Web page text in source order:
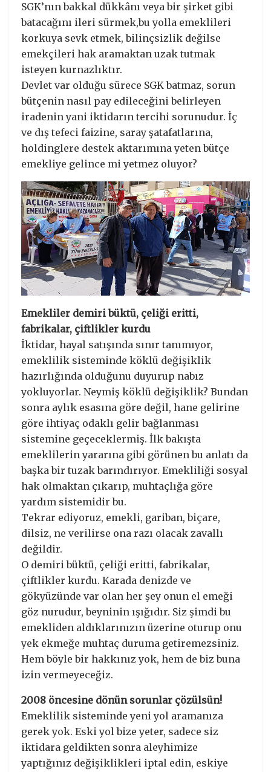
SGK’nın bakkal dükkânı veya bir şirket gibi
batacağını ileri sürmek,bu yolla emeklileri
korkuya sevk etmek, bilinçsizlik değilse
emekçileri hak aramaktan uzak tutmak
isteyen kurnazlıktır.
Devlet var olduğu sürece SGK batmaz, sorun
bütçenin nasıl pay edileceğini belirleyen
iradenin yani iktidarın tercihi sorunudur. İç
ve dış tefeci faizine, saray şatafatlarına,
holdinglere destek aktarımına yeten bütçe
emekliye gelince mi yetmez oluyor?
Emekliler demiri büktü, çeliği eritti,
fabrikalar, çiftlikler kurdu
İktidar, hayal satışında sınır tanımıyor,
emeklilik sisteminde köklü değişiklik
hazırlığında olduğunu duyurup nabız
yokluyorlar. Neymiş köklü değişiklik? Bundan
sonra aylık esasına göre değil, hane gelirine
göre ihtiyaç odaklı gelir bağlanması
sistemine geçeceklermiş. İlk bakışta
emeklilerin yararına gibi görünen bu anlatı da
başka bir tuzak barındırıyor. Emekliliği sosyal
hak olmaktan çıkarıp, muhtaçlığa göre
yardım sistemidir bu.
Tekrar ediyoruz, emekli, gariban, biçare,
dilsiz, ne verilirse ona razı olacak zavallı
değildir.
O demiri büktü, çeliği eritti, fabrikalar,
çiftlikler kurdu. Karada denizde ve
gökyüzünde var olan her şey onun el emeği
göz nurudur, beyninin ışığıdır. Siz şimdi bu
emekliden aldıklarınızın üzerine oturup onu
yek ekmeğe muhtaç duruma getiremezsiniz.
Hem böyle bir hakkınız yok, hem de biz buna
izin vermeyeceğiz.
2008 öncesine dönün sorunlar çözülsün!
Emeklilik sisteminde yeni yol aramanıza
gerek yok. Eski yol bize yeter, sadece siz
iktidara geldikten sonra aleyhimize
yaptığınız değişiklikleri iptal edin, eskiye